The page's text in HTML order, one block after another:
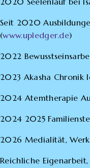
Seit 2020
(www.upledger.de)
2022
2023 Akasha Chronik
2024 Atemtherapie
2024 2025
2026 Medialität,
Reichliche